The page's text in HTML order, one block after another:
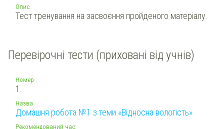
Опис
Тест тренування на засвоєння пройденого матеріалу.
Перевірочні тести (приховані від учнів)
Номер
1.
Назва
Домашня робота №1 з теми «Відносна вологість»
Рекомендований час: